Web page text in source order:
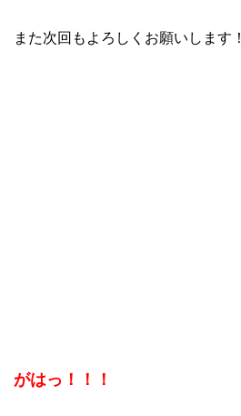
また次回もよろしくお願いします！
がはっ！！！